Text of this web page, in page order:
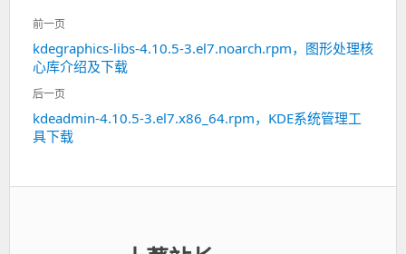
文
章
导
航
前一页
上
一
篇：
kdegraphics-libs-4.10.5-3.el7.noarch.rpm，图形处理核
心库介绍及下载
后一页
下
一
kdeadmin-4.10.5-3.el7.x86_64.rpm，KDE系统管理工
具下载